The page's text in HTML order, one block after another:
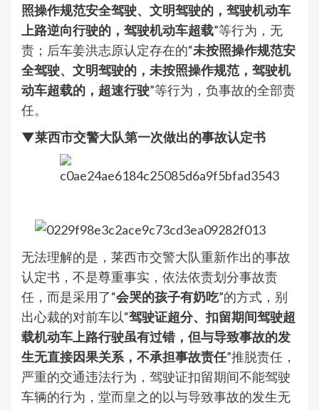
照操作规范安全驾驶、文明驾驶的，驾驶机动车
上路逆向行驶的，驾驶机动车超载”等行为，无
责；后车姜洪志原认定存在的“未按照操作规范安
全驾驶、文明驾驶的，未按照操作规范，驾驶机
动车超载的，超速行驶”等行为，负事故的全部责
任。
▼莱西市交警大队第一次做出的事故认定书
无法理解的是，莱西市交警大队重新作出的事故
认定书，不是尊重事实，依法依责划分事故责
任，而是采用了“会哭的孩子有奶吃”的方式，别
出心裁的对前车以“驾驶证超分、扣留期间驾驶超
载机动车上路行驶虽有过错，但与导致事故的发
生无直接因果关系，不承担事故责任”推脱责任，
严重的交通违法行为，驾驶证扣留期间不能驾驶
车辆的行为，堂而皇之的以与导致事故的发生无